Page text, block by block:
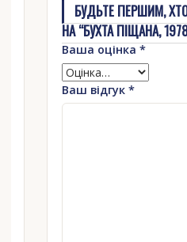
БУДЬТЕ ПЕРШИМ,
НА “БУХТА ПІЩАНА,
Ваша оцінка *
Ваш відгук *